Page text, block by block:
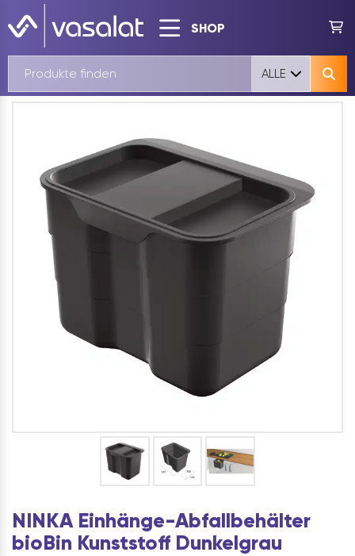
SHOP
ALLE
NINKA Einhänge-Abfallbehälter
bioBin Kunststoff Dunkelgrau